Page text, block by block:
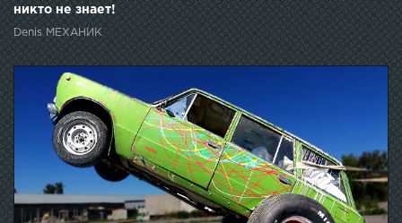
никто не знает!
Denis МЕХАНИК